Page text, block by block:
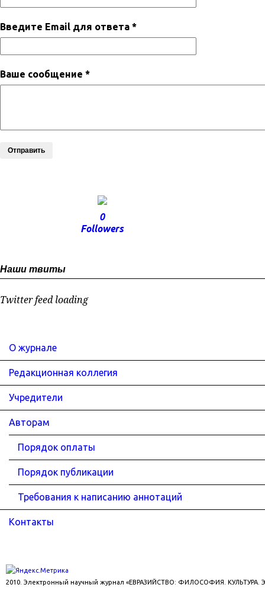
Введите Email для ответа *
Ваше сообщение *
Отправить
0
Followers
Наши твиты
Twitter feed loading
О журнале
Редакционная коллегия
Учредители
Авторам
Порядок оплаты
Порядок публикации
Требования к написанию аннотаций
Контакты
2010. Электронный научный журнал «ЕВРАЗИЙСТВО: ФИЛОСОФИЯ. КУЛЬТУРА.